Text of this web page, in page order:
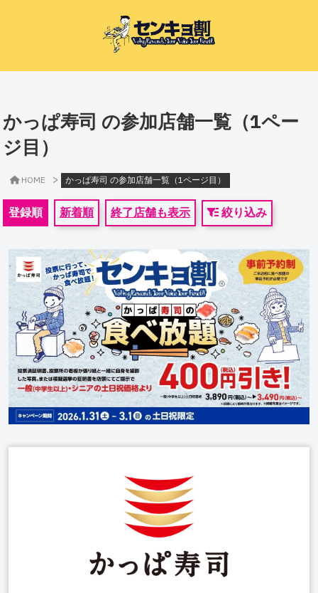
かっぱ寿司 の参加店舗一覧（1ペー
ジ目）
HOME > かっぱ寿司 の参加店舗一覧（1ページ目）
登録順 新着順 終了店舗も表示 絞り込み